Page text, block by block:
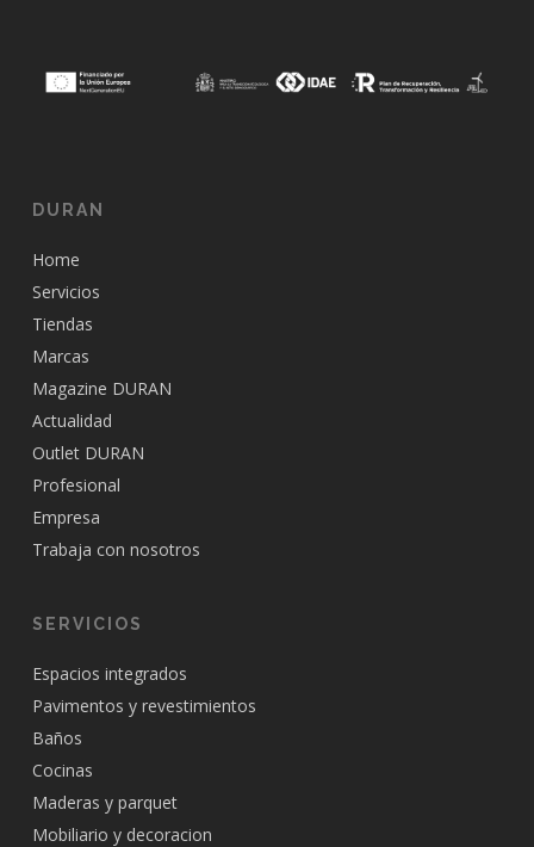
DURAN
Home
Servicios
Tiendas
Marcas
Magazine DURAN
Actualidad
Outlet DURAN
Profesional
Empresa
Trabaja con nosotros
SERVICIOS
Espacios integrados
Pavimentos y revestimientos
Baños
Cocinas
Maderas y parquet
Mobiliario y decoracion